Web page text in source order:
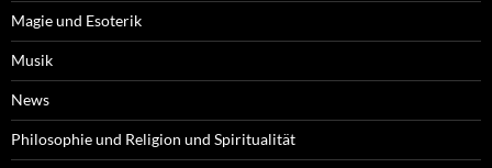
Magie und Esoterik
Musik
News
Philosophie und Religion und Spiritualität